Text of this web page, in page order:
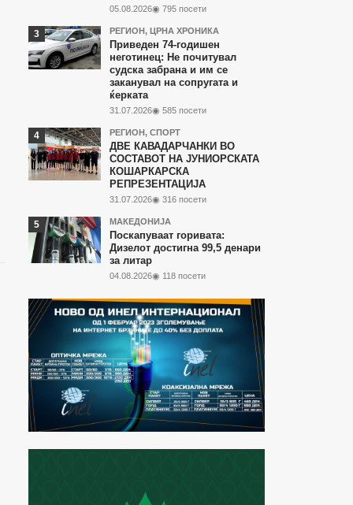
05.08.2026◉ 795 посети
РЕГИОН, ЦРНА ХРОНИКА
Приведен 74-годишен
неготинец: Не почитувал
судска забрана и им се
заканувал на сопругата и
ќерката
31.07.2026◉ 585 посети
РЕГИОН, СПОРТ
ДВЕ КАВАДАРЧАНКИ ВО
СОСТАВОТ НА ЈУНИОРСКАТА
КОШАРКАРСКА
РЕПРЕЗЕНТАЦИЈА
31.07.2026◉ 316 посети
МАКЕДОНИЈА
Поскапуваат горивата:
Дизелот достигна 99,5 денари
за литар
04.08.2026◉ 118 посети